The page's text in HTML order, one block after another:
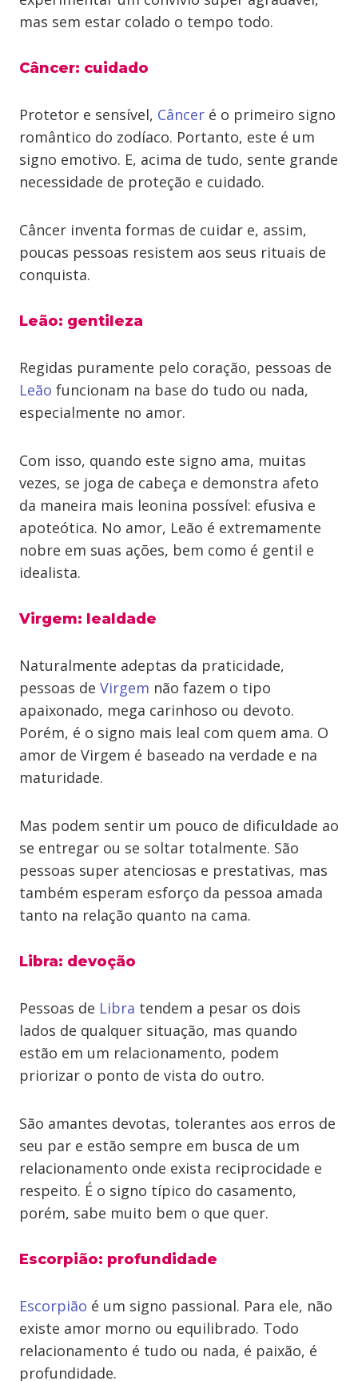
mas sem estar colado o tempo todo.
Câncer: cuidado
Protetor e sensível, Câncer é o primeiro signo
romântico do zodíaco. Portanto, este é um
signo emotivo. E, acima de tudo, sente grande
necessidade de proteção e cuidado.
Câncer inventa formas de cuidar e, assim,
poucas pessoas resistem aos seus rituais de
conquista.
Leão: gentileza
Regidas puramente pelo coração, pessoas de
Leão funcionam na base do tudo ou nada,
especialmente no amor.
Com isso, quando este signo ama, muitas
vezes, se joga de cabeça e demonstra afeto
da maneira mais leonina possível: efusiva e
apoteótica. No amor, Leão é extremamente
nobre em suas ações, bem como é gentil e
idealista.
Virgem: lealdade
Naturalmente adeptas da praticidade,
pessoas de Virgem não fazem o tipo
apaixonado, mega carinhoso ou devoto.
Porém, é o signo mais leal com quem ama. O
amor de Virgem é baseado na verdade e na
maturidade.
Mas podem sentir um pouco de dificuldade ao
se entregar ou se soltar totalmente. São
pessoas super atenciosas e prestativas, mas
também esperam esforço da pessoa amada
tanto na relação quanto na cama.
Libra: devoção
Pessoas de Libra tendem a pesar os dois
lados de qualquer situação, mas quando
estão em um relacionamento, podem
priorizar o ponto de vista do outro.
São amantes devotas, tolerantes aos erros de
seu par e estão sempre em busca de um
relacionamento onde exista reciprocidade e
respeito. É o signo típico do casamento,
porém, sabe muito bem o que quer.
Escorpião: profundidade
Escorpião é um signo passional. Para ele, não
existe amor morno ou equilibrado. Todo
relacionamento é tudo ou nada, é paixão, é
profundidade.